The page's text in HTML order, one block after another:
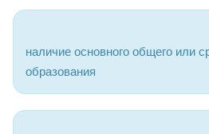
наличие основного общего или
образования